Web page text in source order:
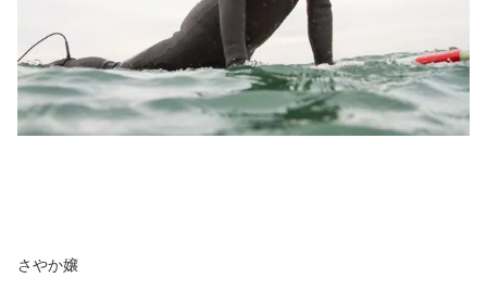
さやか嬢